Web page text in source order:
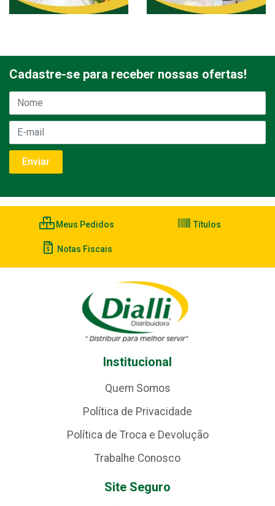
Cadastre-se para receber nossas ofertas!
Meus Pedidos Títulos
Notas Fiscais
Institucional
Quem Somos
Política de Privacidade
Política de Troca e Devolução
Trabalhe Conosco
Site Seguro